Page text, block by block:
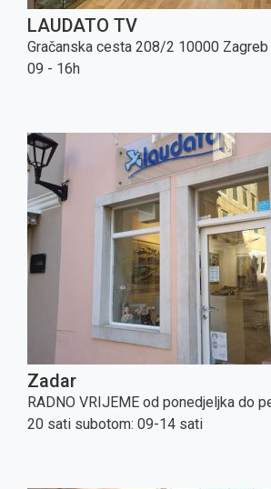
LAUDATO TV
Gračanska cesta 208/2 10000 Zagreb
Zadar
RADNO VRIJEME od ponedjeljka do
20 sati subotom: 09-14 sati